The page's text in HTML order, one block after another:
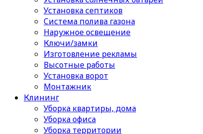
Установка септиков
Cистема полива газона
Наружное освещение
Ключи/замки
Изготовление рекламы
Высотные работы
Установка ворот
Монтажник
Клининг
Уборка квартиры, дома
Уборка офиса
Уборка территории